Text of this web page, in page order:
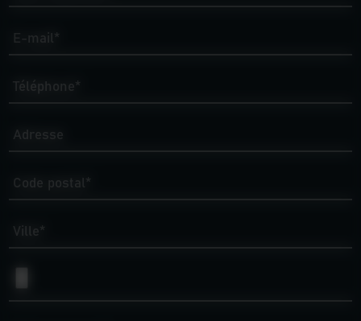
E-mail*
Téléphone*
Adresse
Code postal*
Ville*